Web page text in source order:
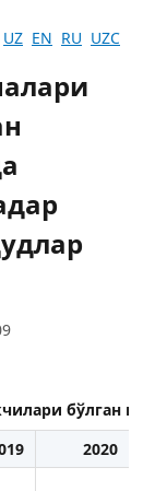
UZ EN RU UZC
бўлган
2020